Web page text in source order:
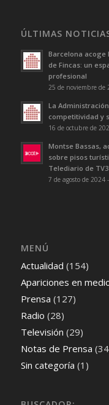
ÚLTIMAS
Barcelona acoge
de Fincas: un
profesional
25 de noviembre de
La
competitividad y
16 de octubre de
Montse Bassas,
sobre pisos
Telediario de TV3
7 de agosto de 2024
MENÚ
Actualidad (154)
Apariciones en
Prensa (127)
Radio (28)
Televisión (29)
Notas de Prensa
Sin categoría (1)